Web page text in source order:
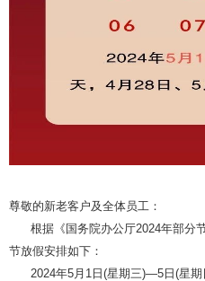
尊敬的新老客户及全体员工：
根据《国务院办公厅2024年部分
节放假安排如下：
2024年5月1日(星期三)—5日(星期